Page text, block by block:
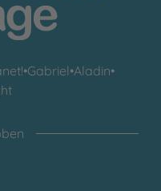
•Gabriel•Aladin•